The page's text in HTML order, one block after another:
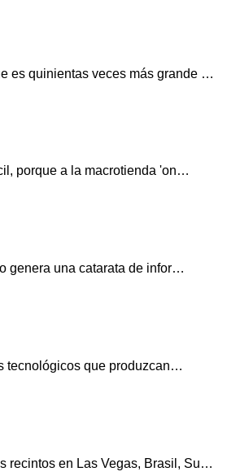
es quinientas veces más grande …
porque a la macrotienda 'on…
genera una catarata de infor…
tecnológicos que produzcan…
recintos en Las Vegas, Brasil, Su…